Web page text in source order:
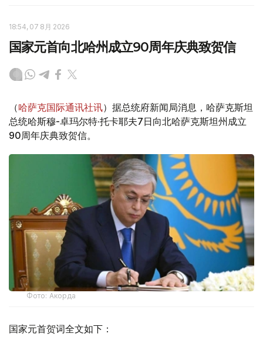
18:54, 07 8月 2026
国家元首向北哈州成立90周年庆典致贺信
（哈萨克国际通讯社讯）据总统府新闻局消息，哈萨克斯坦
总统哈斯穆-卓玛尔特·托卡耶夫7日向北哈萨克斯坦州成立
90周年庆典致贺信。
Фото: Акорда
国家元首贺词全文如下：